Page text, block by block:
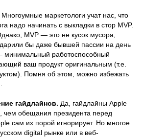
Многоумные маркетологи учат нас, что
надо начинать с выкладки в стор MVP.
MVP — это не кусок мусора,
бы даже бывшей пассии на день
работоспособный
ваш продукт оригинальным (т.е.
Помня об этом, можно избежать
гайдлайнов. Да, гайдлайны Apple
чем обещания президента перед
сам их порой игнорирует. Но многое
digital рынке или в веб-